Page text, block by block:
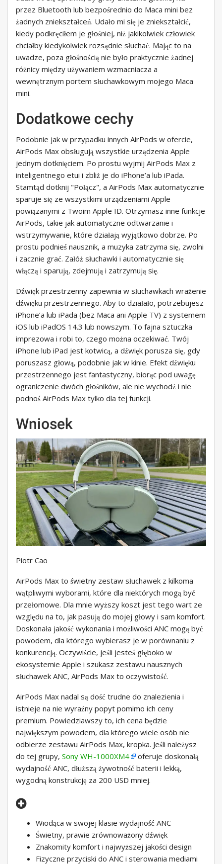
przez Bluetooth lub bezpośrednio do Maca mini bez
żadnych zniekształceń. Udało mi się je zniekształcić,
kiedy podkręciłem je głośniej, niż jakikolwiek człowiek
chciałby kiedykolwiek rozsądnie słuchać. Mając to na
uwadze, poza głośnością nie było praktycznie żadnej
różnicy między używaniem wzmacniacza a
wewnętrznym portem słuchawkowym mojego Maca
mini.
Dodatkowe cechy
Podobnie jak w przypadku innych AirPods w ofercie,
AirPods Max obsługują wszystkie urządzenia Apple
jednym dotknięciem. Po prostu wyjmij AirPods Max z
inteligentnego etui i zbliż je do iPhone’a lub iPada.
Stamtąd dotknij "Połącz", a AirPods Max automatycznie
sparuje się ze wszystkimi urządzeniami Apple
powiązanymi z Twoim Apple ID. Otrzymasz inne funkcje
AirPods, takie jak automatyczne odtwarzanie i
wstrzymywanie, które działają wyjątkowo dobrze. Po
prostu podnieś nausznik, a muzyka zatrzyma się, zwolni
i zacznie grać. Załóż słuchawki i automatycznie się
włączą i sparują, zdejmują i zatrzymują się.
Dźwięk przestrzenny zapewnia w słuchawkach wrażenie
dźwięku przestrzennego. Aby to działało, potrzebujesz
iPhone’a lub iPada (bez Maca ani Apple TV) z systemem
iOS lub iPadOS 14.3 lub nowszym. To fajna sztuczka
imprezowa i robi to, czego można oczekiwać. Twój
iPhone lub iPad jest kotwicą, a dźwięk porusza się, gdy
poruszasz głową, podobnie jak w kinie. Efekt dźwięku
przestrzennego jest fantastyczny, biorąc pod uwagę
ograniczenie dwóch głośników, ale nie wychodź i nie
podnoś AirPods Max tylko dla tej funkcji.
Wniosek
Piotr Cao
AirPods Max to świetny zestaw słuchawek z kilkoma
wątpliwymi wyborami, które dla niektórych mogą być
przełomowe. Dla mnie wyższy koszt jest tego wart ze
względu na to, jak pasują do mojej głowy i sam komfort.
Doskonała jakość wykonania i możliwości ANC mogą być
powodem, dla którego wybierasz je w porównaniu z
konkurencją. Oczywiście, jeśli jesteś głęboko w
ekosystemie Apple i szukasz zestawu nausznych
słuchawek ANC, AirPods Max to oczywistość.
AirPods Max nadal są dość trudne do znalezienia i
istnieje na nie wyraźny popyt pomimo ich ceny
premium. Powiedziawszy to, ich cena będzie
największym powodem, dla którego wiele osób nie
odbierze zestawu AirPods Max, kropka. Jeśli należysz
do tej grupy, Sony WH-1000XM4
oferuje doskonałą
wydajność ANC, dłuższą żywotność baterii i lekką,
wygodną konstrukcję za 200 USD mniej.
Wiodąca w swojej klasie wydajność ANC
Świetny, prawie zrównoważony dźwięk
Znakomity komfort i najwyższej jakości design
Fizyczne przyciski do ANC i sterowania mediami